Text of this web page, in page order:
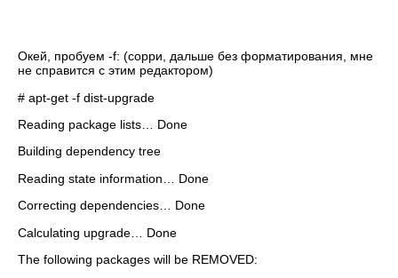
Окей, пробуем -f: (сорри, дальше без форматирования, мне
не справится с этим редактором)
# apt-get -f dist-upgrade
Reading package lists… Done
Building dependency tree
Reading state information… Done
Correcting dependencies… Done
Calculating upgrade… Done
The following packages will be REMOVED: